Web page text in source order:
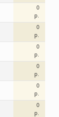
0
p.
0
p.
0
p.
0
p.
0
p.
0
p.